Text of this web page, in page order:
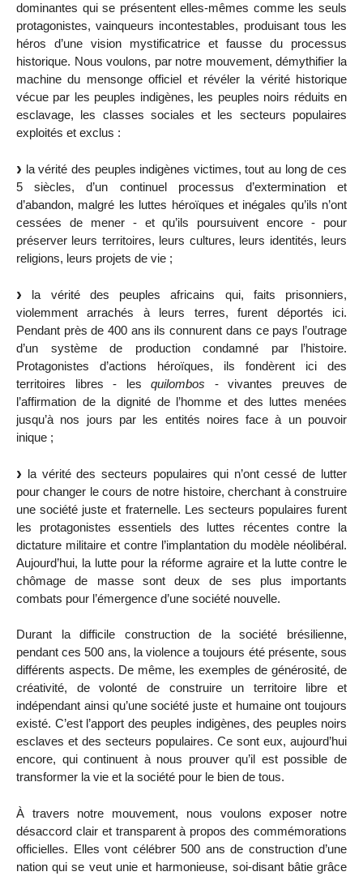
dominantes qui se présentent elles-mêmes comme les seuls
protagonistes, vainqueurs incontestables, produisant tous les
héros d’une vision mystificatrice et fausse du processus
historique. Nous voulons, par notre mouvement, démythifier la
machine du mensonge officiel et révéler la vérité historique
vécue par les peuples indigènes, les peuples noirs réduits en
esclavage, les classes sociales et les secteurs populaires
exploités et exclus :
la vérité des peuples indigènes victimes, tout au long de ces
5 siècles, d’un continuel processus d’extermination et
d’abandon, malgré les luttes héroïques et inégales qu’ils n’ont
cessées de mener - et qu’ils poursuivent encore - pour
préserver leurs territoires, leurs cultures, leurs identités, leurs
religions, leurs projets de vie ;
la vérité des peuples africains qui, faits prisonniers,
violemment arrachés à leurs terres, furent déportés ici.
Pendant près de 400 ans ils connurent dans ce pays l’outrage
d’un système de production condamné par l’histoire.
Protagonistes d’actions héroïques, ils fondèrent ici des
territoires libres - les quilombos - vivantes preuves de
l’affirmation de la dignité de l’homme et des luttes menées
jusqu’à nos jours par les entités noires face à un pouvoir
inique ;
la vérité des secteurs populaires qui n’ont cessé de lutter
pour changer le cours de notre histoire, cherchant à construire
une société juste et fraternelle. Les secteurs populaires furent
les protagonistes essentiels des luttes récentes contre la
dictature militaire et contre l’implantation du modèle néolibéral.
Aujourd’hui, la lutte pour la réforme agraire et la lutte contre le
chômage de masse sont deux de ses plus importants
combats pour l’émergence d’une société nouvelle.
Durant la difficile construction de la société brésilienne,
pendant ces 500 ans, la violence a toujours été présente, sous
différents aspects. De même, les exemples de générosité, de
créativité, de volonté de construire un territoire libre et
indépendant ainsi qu’une société juste et humaine ont toujours
existé. C’est l’apport des peuples indigènes, des peuples noirs
esclaves et des secteurs populaires. Ce sont eux, aujourd’hui
encore, qui continuent à nous prouver qu’il est possible de
transformer la vie et la société pour le bien de tous.
À travers notre mouvement, nous voulons exposer notre
désaccord clair et transparent à propos des commémorations
officielles. Elles vont célébrer 500 ans de construction d’une
nation qui se veut unie et harmonieuse, soi-disant bâtie grâce